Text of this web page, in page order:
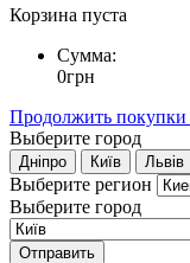
Корзина пуста
Сумма:
0грн
Продолжить покупки
Выберите город
Дніпро Київ Львів
Выберите регион
Выберите город
Отправить